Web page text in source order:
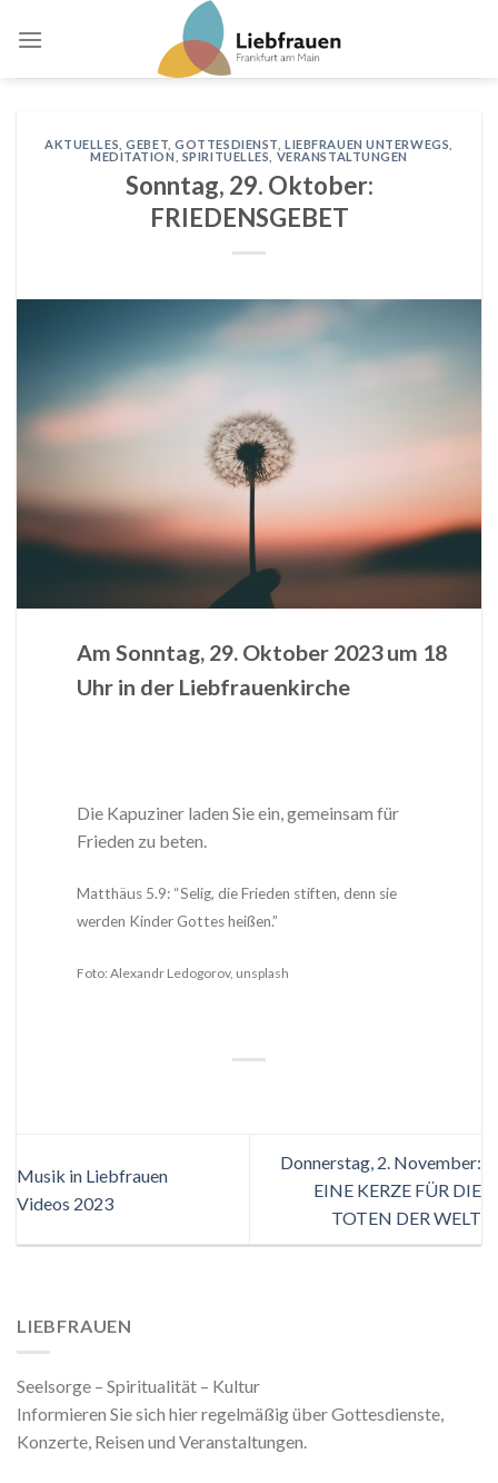
AKTUELLES ,GEBET ,GOTTESDIENST ,LIEBFRAUEN UNTERWEGS
MEDITATION
SPIRITUELLES VERANSTALTUNGEN
Sonntag, 29. Oktober:
FRIEDENSGEBET
Am Sonntag, 29. Oktober 2023 um 18
Uhr in der Liebfrauenkirche
Die Kapuziner laden Sie ein, gemeinsam für
Frieden zu beten.
Matthäus 5.9: “Selig, die Frieden stiften, denn sie
werden Kinder Gottes heißen.”
Foto: Alexandr Ledogorov, unsplash
Musik in Liebfrauen
Videos 2023
Donnerstag, 2. November:
EINE KERZE FÜR DIE
TOTEN DER WELT
LIEBFRAUEN
Seelsorge – Spiritualität – Kultur
Informieren Sie sich hier regelmäßig über Gottesdienste,
Konzerte, Reisen und Veranstaltungen.